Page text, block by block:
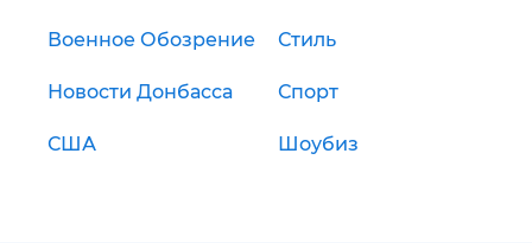
Военное Обозрение Стиль
Новости Донбасса Спорт
США Шоубиз